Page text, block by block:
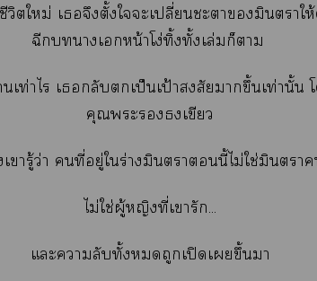
วิตใหม่ เจึงตั้งใะเปลี่ยนะามินตราใ
ฉีกาเหน้าโง่ทิ้งทั้งเล่มก็า
เท่าไร เกลับเป็นเป้าสงสัยาขึ้นเท่านั้น
คุณะเขียว
ารู้ว่า คนที่อยู่ใร่างมินตรานี้ไม่ใช่มินตรา
ไม่ใช่ผู้หญิงที่เารัก...
แะาลับทั้งถูกเปิดเขึ้นา